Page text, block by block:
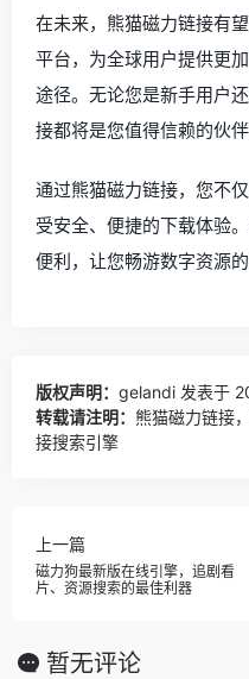
在未来，熊猫磁力链接有
平台，为全球用户提供更
途径。无论您是新手用户
接都将是您值得信赖的伙伴
通过熊猫磁力链接，您不
受安全、便捷的下载体验
便利，让您畅游数字资源的
版权声明： gelandi 发表于
转载请注明： 熊猫磁力链接
接搜索引擎
上一篇
磁力狗最新版在线引擎，追剧看
片、资源搜索的最佳利器
暂无评论